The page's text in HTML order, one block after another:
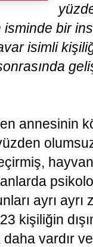
isminde bir
isimli
annesinin
ayrı
kişiliğin
daha vardır